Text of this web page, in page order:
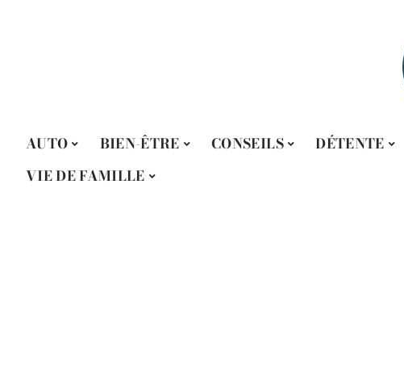
AUTO BIEN-ÊTRE CONSEILS DÉTENTE
VIE DE FAMILLE